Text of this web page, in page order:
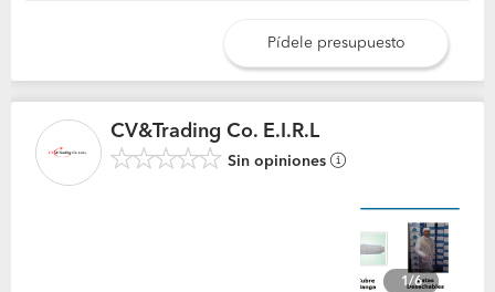
Pídele presupuesto
CV&Trading Co. E.I.R.L
Sin opiniones
1/6